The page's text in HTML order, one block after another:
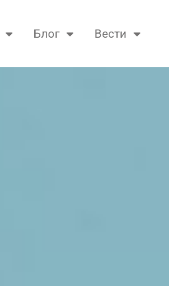
Блог Вести